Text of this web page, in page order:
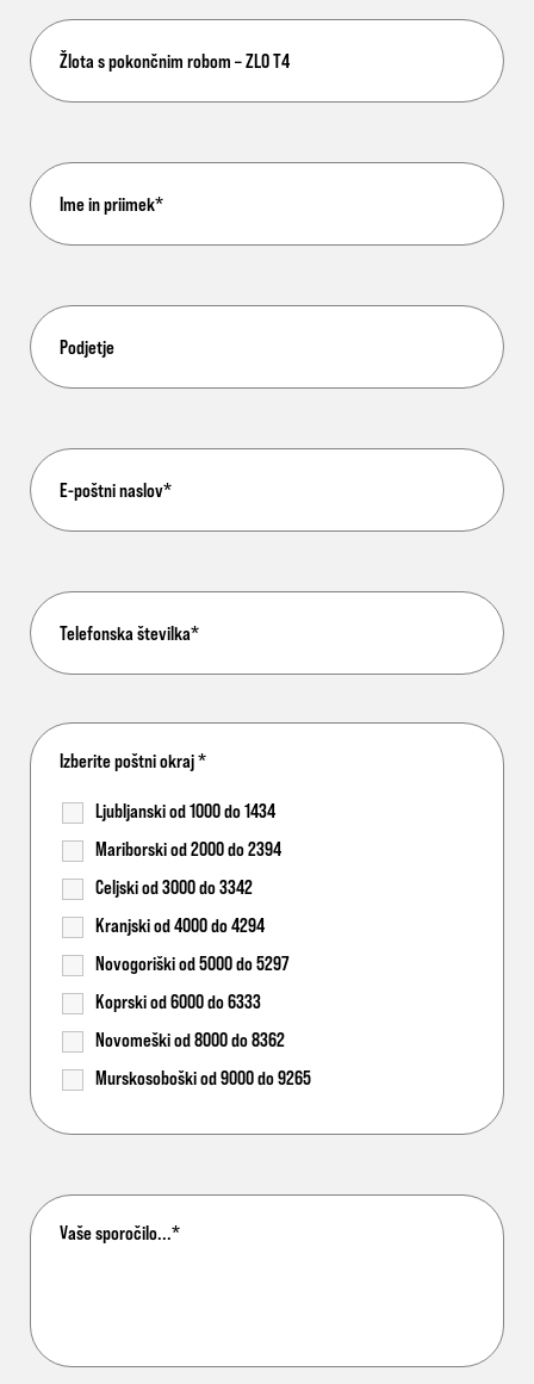
Izberite poštni okraj*
Ljubljanski od 1000 do 1434
Mariborski od 2000 do 2394
Celjski od 3000 do 3342
Kranjski od 4000 do 4294
Novogoriški od 5000 do 5297
Koprski od 6000 do 6333
Novomeški od 8000 do 8362
Murskosoboški od 9000 do 9265